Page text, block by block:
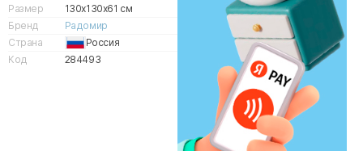
Размер
130x130x61 см
Бренд
Радомир
Страна
Россия
Код
284493